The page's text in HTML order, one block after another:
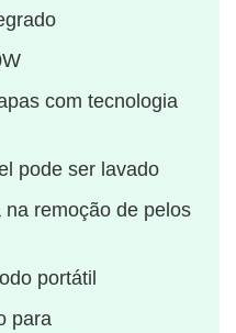
com tecnologia
pode ser lavado
remoção de pelos
portátil
para